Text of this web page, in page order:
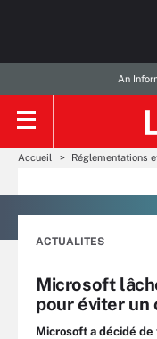
An
Accueil Réglementations
ACTUALITES
Microsoft
pour éviter un
Microsoft a décidé